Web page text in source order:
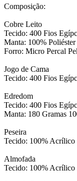
Composição:
Cobre Leito
Tecido: 400 Fios
Manta: 100% Poliéster
Forro: Micro Percal
Jogo de Cama
Tecido: 400 Fios
Edredom
Tecido: 400 Fios
Manta: 180 Gramas
Peseira
Tecido: 100% Acrílico
Almofada
Tecido: 100% Acrílico